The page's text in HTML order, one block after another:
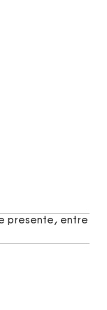
presente, entre